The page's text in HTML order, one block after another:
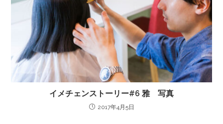
イメチェンストーリー#6 雅 写真
2017年4月5日